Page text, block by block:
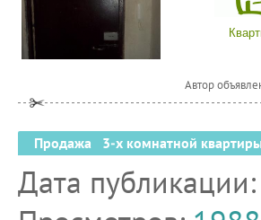
Автор
Продажа 3-х комнатной
Дата публикации: